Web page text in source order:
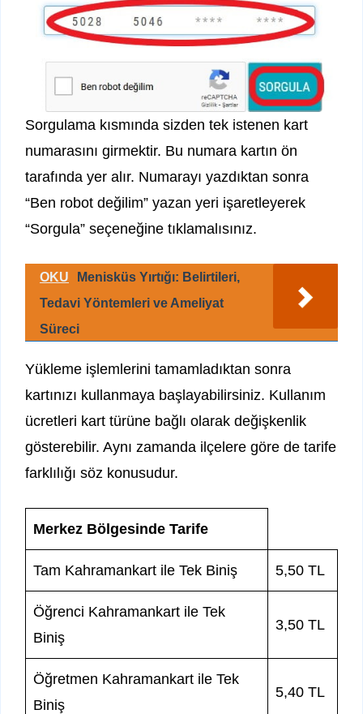
Sorgulama kısmında sizden tek istenen kart
numarasını girmektir. Bu numara kartın ön
tarafında yer alır. Numarayı yazdıktan sonra
“Ben robot değilim” yazan yeri işaretleyerek
“Sorgula” seçeneğine tıklamalısınız.
OKU
Menisküs Yırtığı: Belirtileri,
Tedavi Yöntemleri ve Ameliyat
Süreci
Yükleme işlemlerini tamamladıktan sonra
kartınızı kullanmaya başlayabilirsiniz. Kullanım
ücretleri kart türüne bağlı olarak değişkenlik
gösterebilir. Aynı zamanda ilçelere göre de tarife
farklılığı söz konusudur.
Merkez Bölgesinde Tarife
Tam Kahramankart ile Tek Biniş 5,50 TL
Öğrenci Kahramankart ile Tek
Biniş
3,50 TL
Öğretmen Kahramankart ile Tek
Biniş
5,40 TL